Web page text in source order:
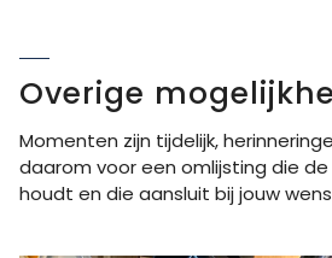
Overige
Momenten zijn tijdelijk,
daarom voor een omlijsting die de
houdt en die aansluit bij jouw